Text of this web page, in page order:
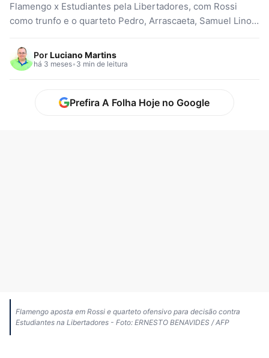
Flamengo x Estudiantes pela Libertadores, com Rossi
como trunfo e o quarteto Pedro, Arrascaeta, Samuel Lino e
PorLuciano Martins
há 3 meses• 3 min de leitura
Prefira A Folha Hoje no Google
Flamengo aposta em Rossi e quarteto ofensivo para decisão contra
Estudiantes na Libertadores - Foto: ERNESTO BENAVIDES / AFP